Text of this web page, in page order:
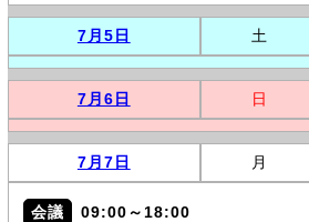
7月5日 土
7月6日 日
7月7日 月
会議
09:00～18:00